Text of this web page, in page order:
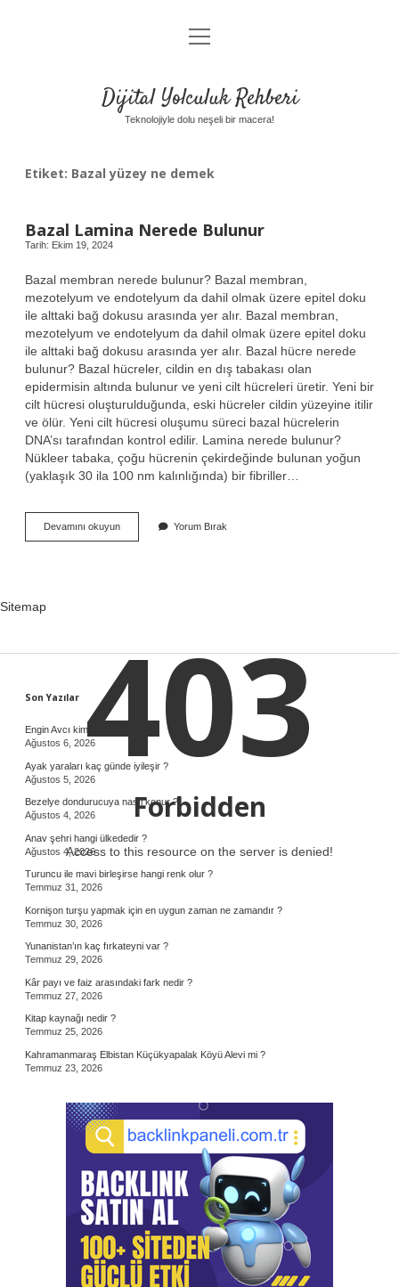
Anasayfa
Yasal Uyarı
menüyü
aç
Dijital Yolculuk Rehberi
Teknolojiyle dolu neşeli bir macera!
Etiket: Bazal yüzey ne demek
Bazal Lamina Nerede Bulunur
Tarih: Ekim 19, 2024
Bazal membran nerede bulunur? Bazal membran,
mezotelyum ve endotelyum da dahil olmak üzere epitel doku
ile alttaki bağ dokusu arasında yer alır. Bazal membran,
mezotelyum ve endotelyum da dahil olmak üzere epitel doku
ile alttaki bağ dokusu arasında yer alır. Bazal hücre nerede
bulunur? Bazal hücreler, cildin en dış tabakası olan
epidermisin altında bulunur ve yeni cilt hücreleri üretir. Yeni bir
cilt hücresi oluşturulduğunda, eski hücreler cildin yüzeyine itilir
ve ölür. Yeni cilt hücresi oluşumu süreci bazal hücrelerin
DNA’sı tarafından kontrol edilir. Lamina nerede bulunur?
Nükleer tabaka, çoğu hücrenin çekirdeğinde bulunan yoğun
(yaklaşık 30 ila 100 nm kalınlığında) bir fibriller…
Devamını okuyunBazal
Lamina
Yorum Bırak
Sitemap
Sidebar
Son Yazılar
Engin Avcı kimdir, ne iş yapar ?
Ağustos 6, 2026
Ayak yaraları kaç günde iyileşir ?
Ağustos 5, 2026
Bezelye dondurucuya nasıl konur ?
Ağustos 4, 2026
Anav şehri hangi ülkededir ?
Ağustos 4, 2026
Turuncu ile mavi birleşirse hangi renk olur ?
Temmuz 31, 2026
Kornişon turşu yapmak için en uygun zaman ne zamandır ?
Temmuz 30, 2026
Yunanistan’ın kaç fırkateyni var ?
Temmuz 29, 2026
Kâr payı ve faiz arasındaki fark nedir ?
Temmuz 27, 2026
Kitap kaynağı nedir ?
Temmuz 25, 2026
Kahramanmaraş Elbistan Küçükyapalak Köyü Alevi mi ?
Temmuz 23, 2026
403
Forbidden
Access to this resource on the server is denied!